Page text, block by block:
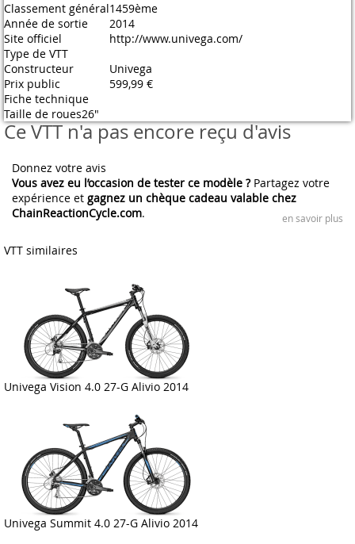
Classement général1459ème
Année de sortie
2014
Site officiel
http://www.univega.com/
Type de VTT
Constructeur
Univega
Prix public
599,99 €
Fiche technique
Taille de roues26"
Ce VTT n'a pas encore reçu d'avis
Donnez votre avis
Vous avez eu l’occasion de tester ce modèle ?Partagez votre
expérience et gagnez un chèque cadeau valable chez
ChainReactionCycle.com. en savoir plus
VTT similaires
Univega Vision 4.0 27-G Alivio 2014
Univega Summit 4.0 27-G Alivio 2014